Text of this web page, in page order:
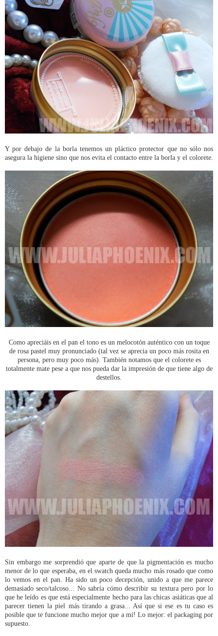
Y por debajo de la borla tenemos un pláctico protector que no sólo nos
asegura la higiene sino que nos evita el contacto entre la borla y el colorete.
Como apreciáis en el pan el tono es un melocotón auténtico con un toque
de rosa pastel muy pronunciado (tal vez se aprecia un poco más rosita en
persona, pero muy poco más). También notamos que el colorete es
totalmente mate pese a que nos pueda dar la impresión de que tiene algo de
destellos.
Sin embargo me sorprendió que aparte de que la pigmentación es mucho
menor de lo que esperaba, en el swatch queda mucho más rosado que como
lo vemos en el pan. Ha sido un poco decepción, unido a que me parece
demasiado seco/talcoso... No sabría cómo describir su textura pero por lo
que he leído es que está especialmente hecho para las chicas asiáticas que al
parecer tienen la piel más tirando a grasa... Así que si ese es tu caso es
posible que te funcione mucho mejor que a mí! Lo mejor: el packaging por
supuesto.